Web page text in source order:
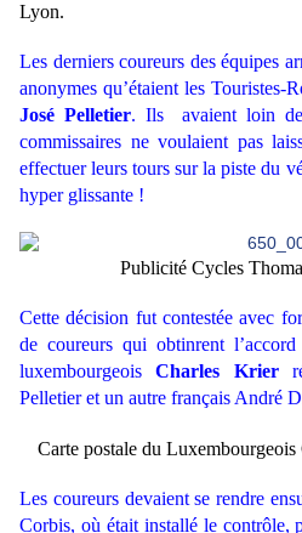
Lyon.
Les derniers coureurs des équipes
anonymes qu’étaient les Touristes-
José Pelletier. Ils avaient loin
commissaires ne voulaient pas
effectuer leurs tours sur la piste du
hyper glissante !
Publicité Cycles
Cette décision fut contestée avec
de coureurs qui obtinrent
luxembourgeoisCharles Krier
Pelletier et un autre français André
Carte postale du
Les coureurs devaient se rendre
Corbis, où était installé le contrôle,